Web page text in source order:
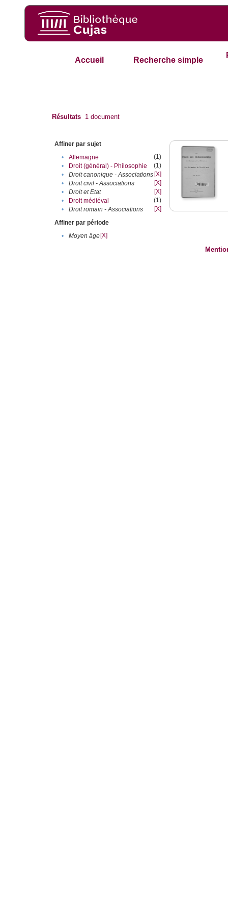
Accueil Recherche simple
Résultats 1 document
Affiner par sujet
•
Allemagne
(1)
•
Droit (général) - Philosophie
(1)
•
Droit canonique - Associations [X]
•
Droit civil - Associations
[X]
•
Droit et Etat
[X]
•
Droit médiéval
(1)
•
Droit romain - Associations
[X]
Affiner par période
•
Moyen âge[X]